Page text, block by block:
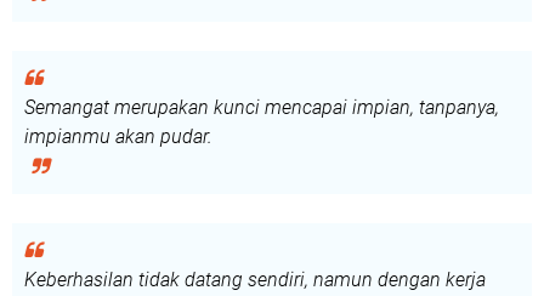
Semangat merupakan kunci mencapai impian, tanpanya,
impianmu akan pudar.
Keberhasilan tidak datang sendiri, namun dengan kerja